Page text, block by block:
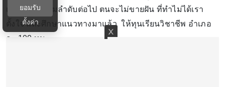
เพิ่มเงินให้ตามลำดับต่อไป ตนจะไม่ขายฝัน ที่ทำไม่ได้เรา
ตั้งใจ และศึกษาแนวทางมาแล้ว ให้ทุนเรียนวิชาชีพ อำเภอ
ละ 100 ทุน
ยอมรับ
ตั้งค่า